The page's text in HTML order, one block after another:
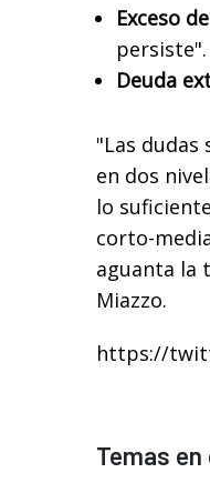
Exceso
persiste".
Deuda
"Las dudas
en dos
lo
corto-
aguanta la
Miazzo.
https://
Temas